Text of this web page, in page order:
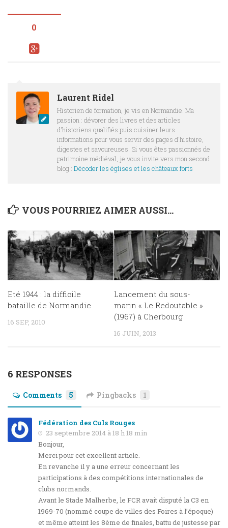
0
Laurent Ridel
Historien de formation, je vis en Normandie. Ma
passion : dévorer des livres et des articles
d'historiens qualifiés puis cuisiner leurs
informations pour vous servir des pages d'histoire,
digestes et savoureuses. Si vous êtes passionnés de
patrimoine médiéval, je vous invite vers mon second
blog : Décoder les églises et les châteaux forts
VOUS POURRIEZ AIMER AUSSI...
Eté 1944 : la difficile
bataille de Normandie
16 SEP, 2010
Lancement du sous-
marin « Le Redoutable »
(1967) à Cherbourg
16 JUIN, 2013
6 RESPONSES
Comments 5 Pingbacks 1
Fédération des Culs Rouges
23 septembre 2014 à 18 h 18 min
Bonjour,
Merci pour cet excellent article.
En revanche il y a une erreur concernant les
participations à des compétitions internationales de
clubs normands.
Avant le Stade Malherbe, le FCR avait disputé la C3 en
1969-70 (nommé coupe de villes des Foires à l’époque)
et même atteint les 8ème de finales, battu de justesse par